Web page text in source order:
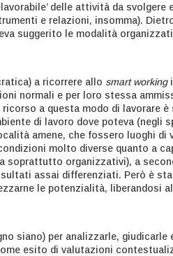
delle attività da svolgere
e relazioni, insomma).
suggerito le modalità
a ricorrere allo smart working
normali e per loro stessa
a questa modo di lavorare
di lavoro dove poteva (negli
amene, che fossero luoghi di
molto diverse quanto a
organizzativi), a
assai differenziati. Però è
le potenzialità, liberandosi
siano) per analizzarle, giudicarle
esito di valutazioni